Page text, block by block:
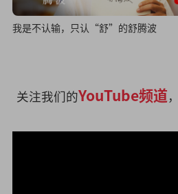
我是不认输，只认“舒”的舒腾波
关注我们的YouTube频道